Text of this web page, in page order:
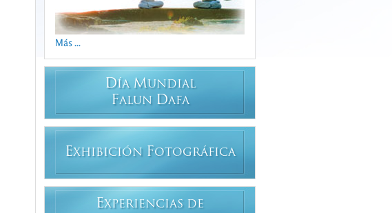
Más ...
DÍA MUNDIAL
FALUN DAFA
EXHIBICIÓN FOTOGRÁFICA
EXPERIENCIAS DE